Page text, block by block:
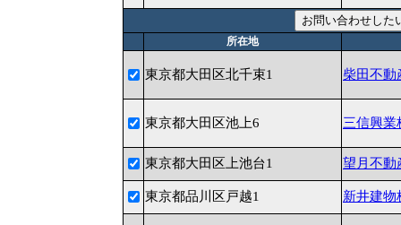
所在地
東京都大田区北千束1 柴田不動
東京都大田区池上6 三信興業
東京都大田区上池台1 望月不動
東京都品川区戸越1 新井建物